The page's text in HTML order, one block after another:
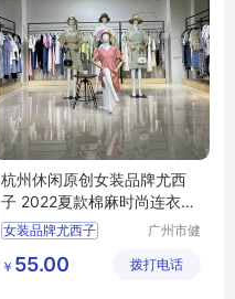
杭州休闲原创女装品牌尤西
子 2022夏款棉麻时尚连衣裙
广州尾货库存
女装品牌尤西子
杭州休闲原创
广州市健
限公司
￥ 55.00 拨打电话